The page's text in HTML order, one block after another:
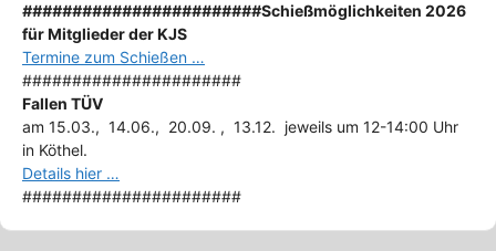
########################Schießmöglichkeiten 2026
für Mitglieder der KJS
Termine zum Schießen …
######################
Fallen TÜV
am 15.03., 14.06., 20.09. , 13.12. jeweils um 12-14:00 Uhr
in Köthel.
Details hier …
######################